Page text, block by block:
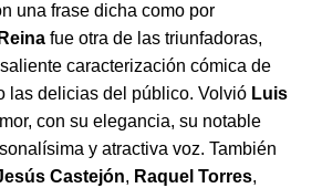
una frase dicha como por
fue otra de las triunfadoras,
caracterización cómica de
las delicias del público. Volvió Luis
con su elegancia, su notable
y atractiva voz. También
Castejón, Raquel Torres,